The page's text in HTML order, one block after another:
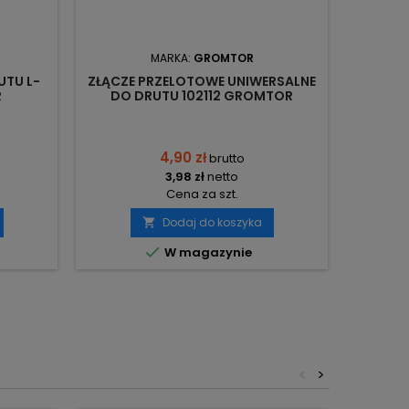
L-
MARKA: GROMTOR
ZŁĄCZE PRZELOTOWE UNIWERSALNE
DO DRUTU 102112 GROMTOR
4,90 złbrutto
3,98 złnetto
Cena za szt.
 Dodaj do koszyka
 W magazynie
>
<